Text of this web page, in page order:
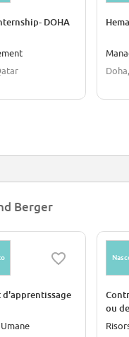
DOHA
Berger
d'apprentissage
ou de